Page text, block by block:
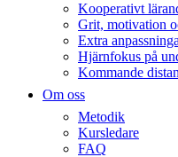
Kooperativt
Grit, motivation
Extra
Hjärnfokus på
Kommande
Om oss
Metodik
Kursledare
FAQ